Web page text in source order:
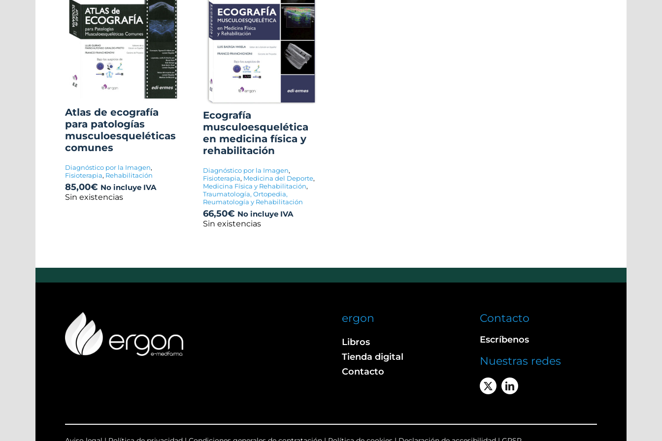
Atlas de ecografía
para patologías
musculoesqueléticas
comunes
Diagnóstico por la Imagen,
Fisioterapia, Rehabilitación
85,00€ No incluye IVA
Sin existencias
Ecografía
musculoesquelética
en medicina física y
rehabilitación
Diagnóstico por la Imagen,
Fisioterapia, Medicina del Deporte,
Medicina Física y Rehabilitación,
Traumatología, Ortopedia,
Reumatología y Rehabilitación
66,50€ No incluye IVA
Sin existencias
ergon
Libros
Tienda digital
Contacto
Contacto
Escríbenos
Nuestras redes